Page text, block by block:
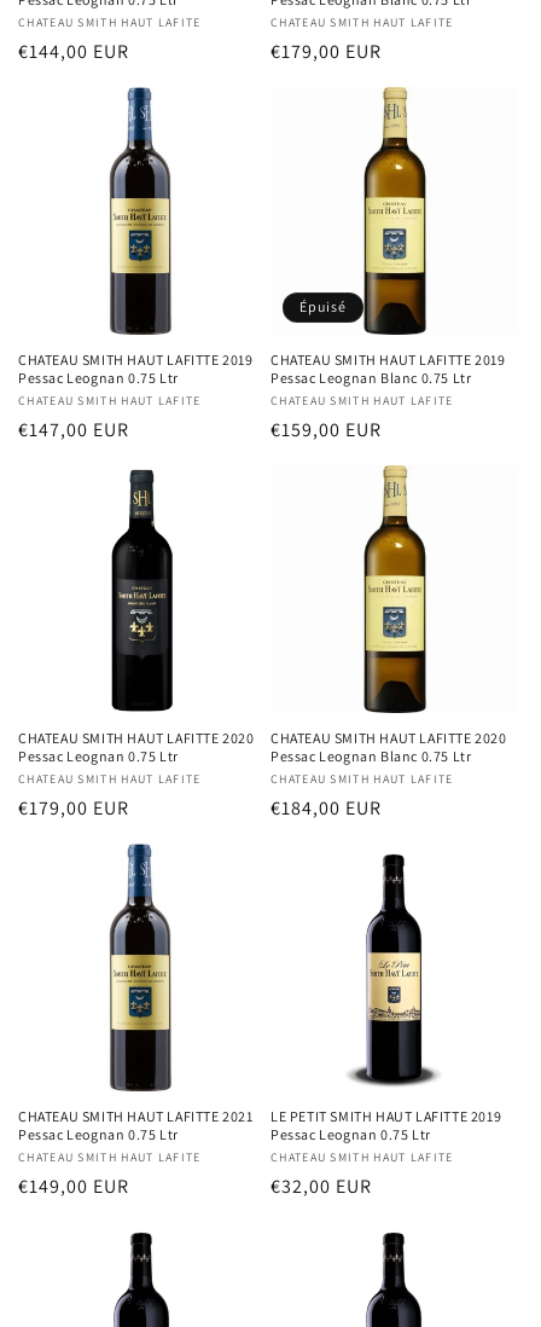
Distributeur :
CHATEAU SMITH HAUT LAFITE
Prix
€144,00 EUR
Distributeur :
CHATEAU SMITH HAUT LAFITE
Prix
€179,00 EUR
CHATEAU SMITH HAUT LAFITTE 2019
Pessac Leognan 0.75 Ltr
Distributeur :
CHATEAU SMITH HAUT LAFITE
Prix
€147,00 EUR
Épuisé
CHATEAU SMITH HAUT LAFITTE 2019
Pessac Leognan Blanc 0.75 Ltr
Distributeur :
CHATEAU SMITH HAUT LAFITE
Prix
€159,00 EUR
CHATEAU SMITH HAUT LAFITTE 2020
Pessac Leognan 0.75 Ltr
Distributeur :
CHATEAU SMITH HAUT LAFITE
Prix
€179,00 EUR
CHATEAU SMITH HAUT LAFITTE 2020
Pessac Leognan Blanc 0.75 Ltr
Distributeur :
CHATEAU SMITH HAUT LAFITE
Prix
€184,00 EUR
CHATEAU SMITH HAUT LAFITTE 2021
Pessac Leognan 0.75 Ltr
Distributeur :
CHATEAU SMITH HAUT LAFITE
Prix
€149,00 EUR
LE PETIT SMITH HAUT LAFITTE 2019
Pessac Leognan 0.75 Ltr
Distributeur :
CHATEAU SMITH HAUT LAFITE
Prix
€32,00 EUR